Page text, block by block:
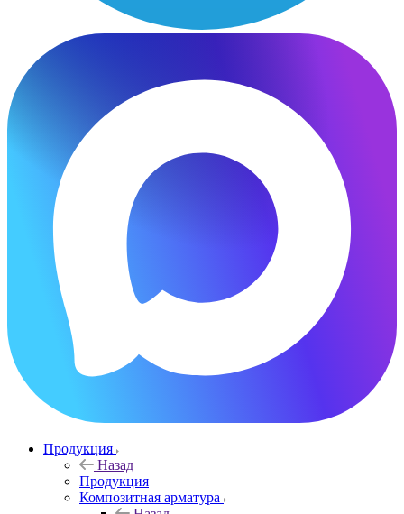
Продукция
Назад
Продукция
Композитная арматура